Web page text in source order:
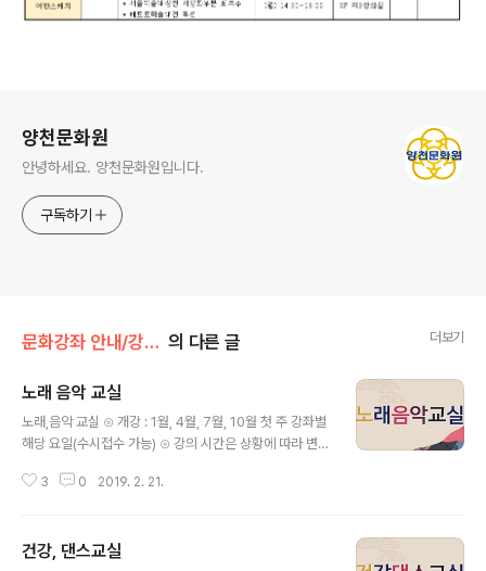
양천문화원
안녕하세요. 양천문화원입니다.
구독하기
문화강좌 안내/강좌 정보 안내 의 다른 글 더보기
노래 음악 교실
노래,음악 교실 ⊙ 개강 : 1월, 4월, 7월, 10월 첫 주 강좌별
해당 요일(수시접수 가능) ⊙ 강의 시간은 상황에 따라 변경
l. 02)2651-5300 ⊙ 수강료 : 3개월 단위/재료비 별도
3 0 2019. 2. 21.
건강, 댄스교실